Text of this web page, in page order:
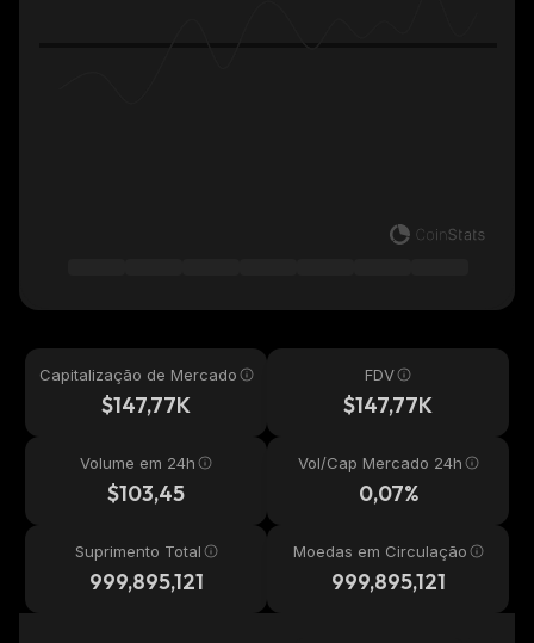
Capitalização de Mercado
$147,77K
FDV
$147,77K
Volume em 24h
$103,45
Vol/Cap Mercado 24h
0,07%
Suprimento Total
999,895,121
Moedas em Circulação
999,895,121